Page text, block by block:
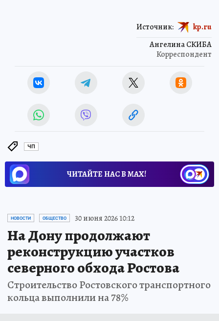
Ангелина СКИБА
Корреспондент
Источник: kp.ru
ЧП
ЧИТАЙТЕ НАС В МАХ!
НОВОСТИ ОБЩЕСТВО 30 июня 2026 10:12
На Дону продолжают
реконструкцию участков
северного обхода Ростова
Строительство Ростовского транспортного
кольца выполнили на 78%